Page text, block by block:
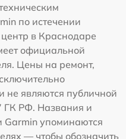
по истечении
в Краснодаре
официальной
Цены на ремонт,
не являются публичной
ГК РФ. Названия и
Garmin упоминаются
— чтобы обозначить